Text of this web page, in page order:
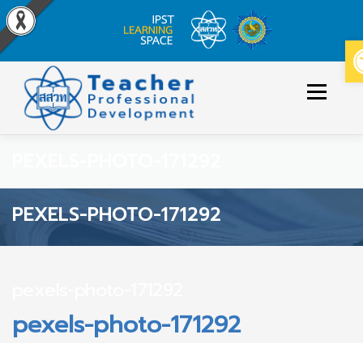
content
Menu
วิธีใช้งาน ปฏิทินหลักสูตร
PEXELS-PHOTO-171292
pexels-photo-171292